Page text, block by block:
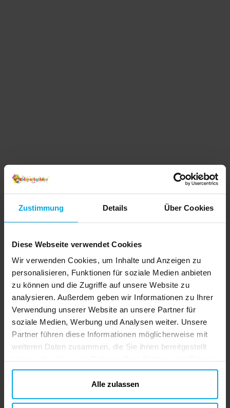
Zustimmung Details Über Cookies
Diese Webseite verwendet Cookies
Wir verwenden Cookies, um Inhalte und Anzeigen zu
personalisieren, Funktionen für soziale Medien anbieten
zu können und die Zugriffe auf unsere Website zu
analysieren. Außerdem geben wir Informationen zu Ihrer
Verwendung unserer Website an unsere Partner für
soziale Medien, Werbung und Analysen weiter. Unsere
Partner führen diese Informationen möglicherweise mit
weiteren Daten zusammen, die Sie ihnen bereitgestellt
gesammelt haben. Ihre Einwilligung können Sie jederzeit.
Alle zulassen